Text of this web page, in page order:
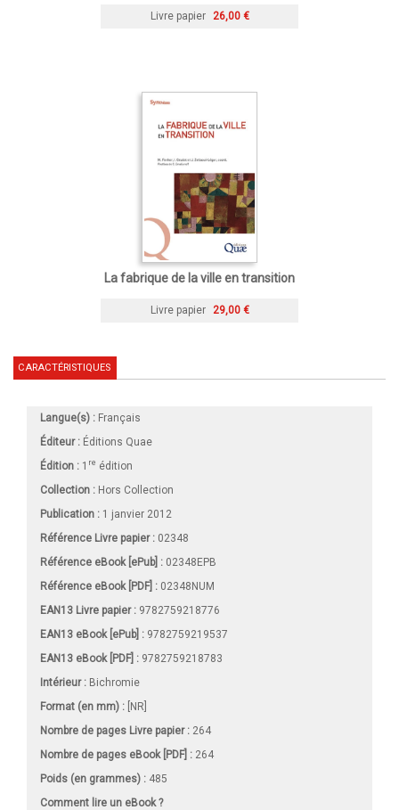
Livre papier 26,00 €
La fabrique de la ville en transition
Livre papier 29,00 €
CARACTÉRISTIQUES
Langue(s) : Français
Éditeur : Éditions Quae
Édition : 1 re édition
Collection : Hors Collection
Publication : 1 janvier 2012
Référence Livre papier : 02348
Référence eBook [ePub] : 02348EPB
Référence eBook [PDF] : 02348NUM
EAN13 Livre papier : 9782759218776
EAN13 eBook [ePub] : 9782759219537
EAN13 eBook [PDF] : 9782759218783
Intérieur : Bichromie
Format (en mm) : [NR]
Nombre de pages Livre papier: 264
Nombre de pages eBook [PDF] : 264
Poids (en grammes) : 485
Comment lire un eBook ?